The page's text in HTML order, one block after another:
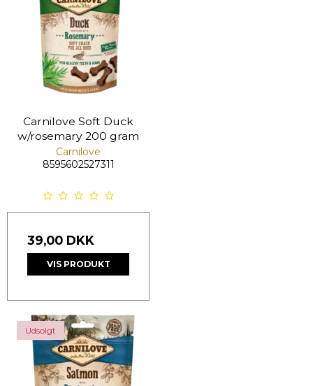
Carnilove Soft Duck
w/rosemary 200 gram
Carnilove
8595602527311
39,00 DKK
VIS PRODUKT
Udsolgt